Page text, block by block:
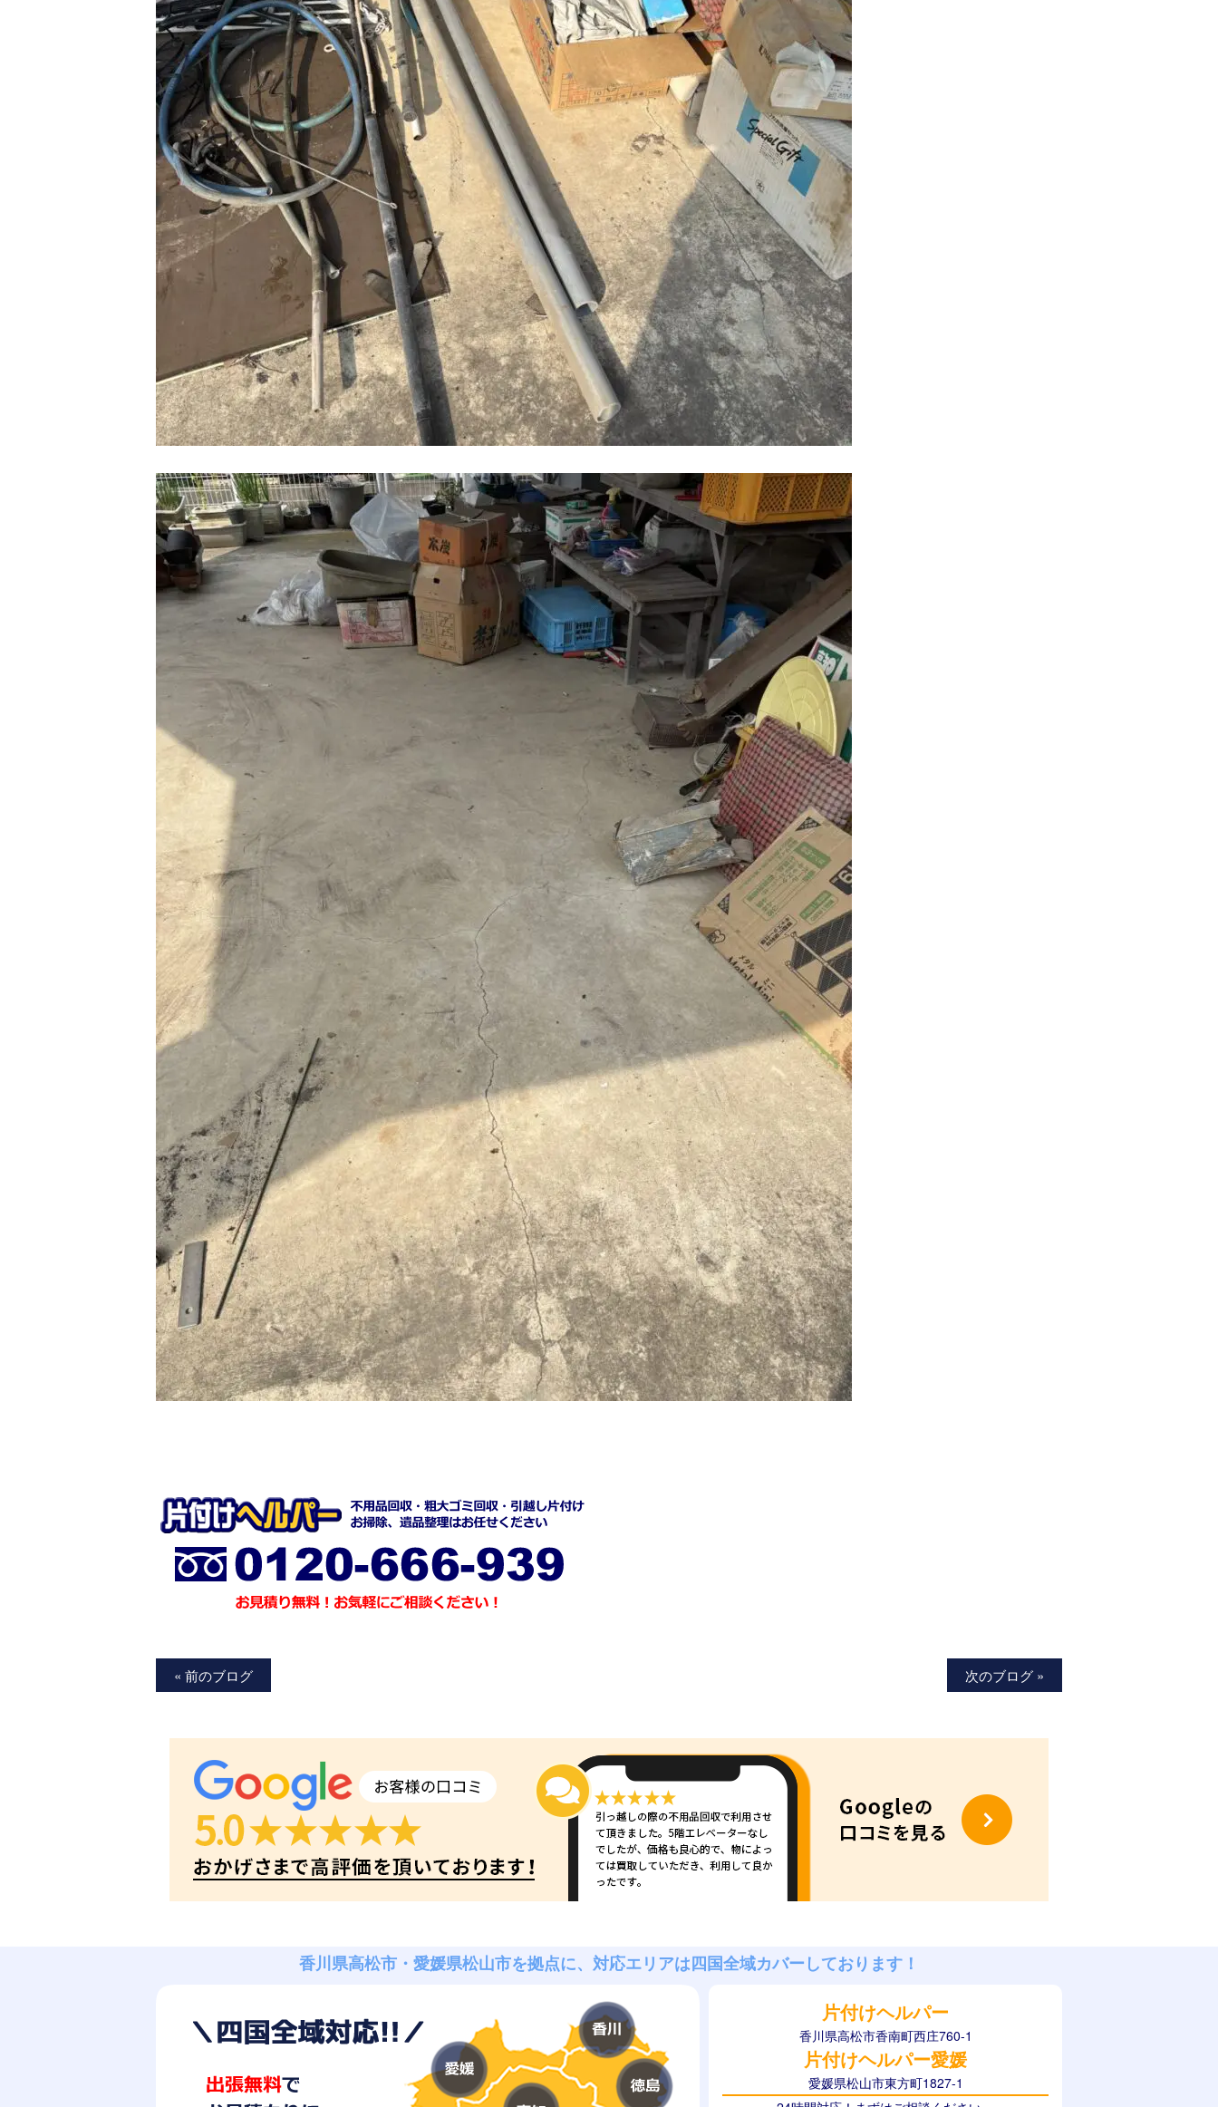
« 前のブログ 次のブログ »
香川県高松市・愛媛県松山市を拠点に、 対応エリアは四国全域カバーしております！
片付けヘルパー
香川県高松市香南町西庄760-1
片付けヘルパー愛媛
愛媛県松山市東方町1827-1